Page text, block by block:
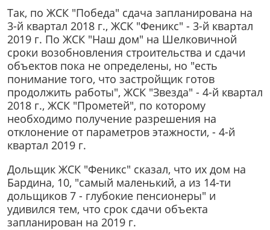
Так, по ЖСК "Победа" сдача запланирована на
3-й квартал 2018 г., ЖСК "Феникс" - 3-й квартал
2019 г. По ЖСК "Наш дом" на Шелковичной
сроки возобновления строительства и сдачи
объектов пока не определены, но "есть
понимание того, что застройщик готов
продолжить работы", ЖСК "Звезда" - 4-й квартал
2018 г., ЖСК "Прометей", по которому
необходимо получение разрешения на
отклонение от параметров этажности, - 4-й
квартал 2019 г.
Дольщик ЖСК "Феникс" сказал, что их дом на
Бардина, 10, "самый маленький, а из 14-ти
дольщиков 7 - глубокие пенсионеры" и
удивился тем, что срок сдачи объекта
запланирован на 2019 г.